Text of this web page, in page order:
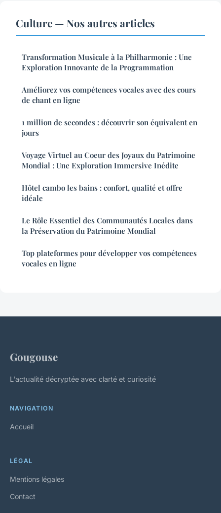
Culture — Nos autres articles
Transformation Musicale à la Philharmonie : Une
Exploration Innovante de la Programmation
Améliorez vos compétences vocales avec des cours
de chant en ligne
1 million de secondes : découvrir son équivalent en
jours
Voyage Virtuel au Coeur des Joyaux du Patrimoine
Mondial : Une Exploration Immersive Inédite
Hôtel cambo les bains : confort, qualité et offre
idéale
Le Rôle Essentiel des Communautés Locales dans
la Préservation du Patrimoine Mondial
Top plateformes pour développer vos compétences
vocales en ligne
Gougouse
L'actualité décryptée avec clarté et curiosité
NAVIGATION
Accueil
LÉGAL
Mentions légales
Contact